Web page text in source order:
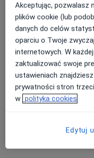
psychologicznego
Ukończyłam kurs z
Rozwoju
certyfikowany kurs
Społecznych I i II
Kształcenia. Jestem
więcejO mnie
Zakres porad
Poradnictwo
Psychologia kryzysu
Psychologia
Psychologia dorosłych
Kryzys
Akceptując, pozwalasz
plików cookie (lub
danych do celów
oparciu o Twoje
internetowych. W
zaktualizować swoje
ustawieniach
prywatności stron
w polityka cookies
Edytuj